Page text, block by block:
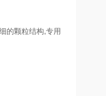
结构,专用